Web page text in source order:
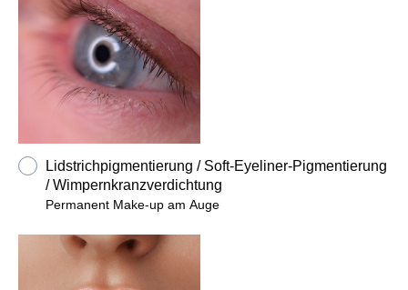
Lidstrichpigmentierung / Soft-Eyeliner-Pigmentierung
/ Wimpernkranzverdichtung
Permanent Make-up am Auge